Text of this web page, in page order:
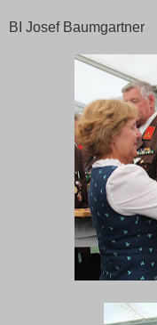
BI Josef Baumgartner